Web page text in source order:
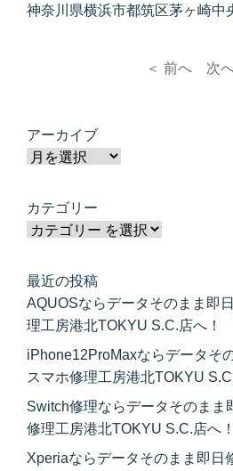
神奈川県横浜市都筑区茅ヶ崎中
＜ 前へ 次
アーカイブ
カテゴリー
最近の投稿
AQUOSならデータそのまま即
理工房港北TOKYU S.C.店へ！
iPhone12ProMaxならデータそ
スマホ修理工房港北TOKYU
Switch修理ならデータそのまま
修理工房港北TOKYU S.C.店へ！
Xperiaならデータそのまま即日